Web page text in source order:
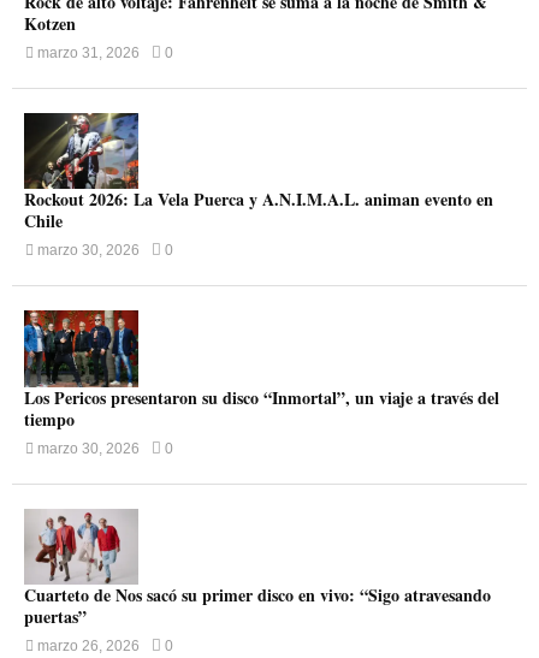
Kotzen
marzo 31, 2026 0
Rockout 2026: La Vela Puerca y A.N.I.M.A.L. animan evento en
Chile
marzo 30, 2026 0
Los Pericos presentaron su disco “Inmortal”, un viaje a través del
tiempo
marzo 30, 2026 0
Cuarteto de Nos sacó su primer disco en vivo: “Sigo atravesando
puertas”
marzo 26, 2026 0